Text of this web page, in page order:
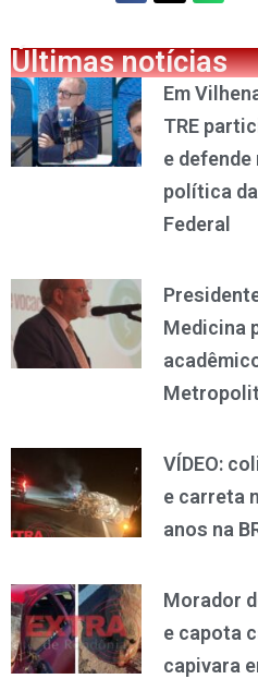
Últimas notícias
Em
TRE
e
política
Federal
Medicina
VÍDEO:
e carreta
anos na
Morador
e capota
capivara